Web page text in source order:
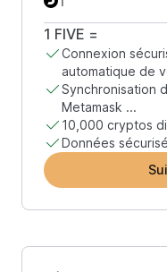
1 FIVE =
Connexion
automatique de
Synchronisation
Metamask ...
10,000 cryptos
Données